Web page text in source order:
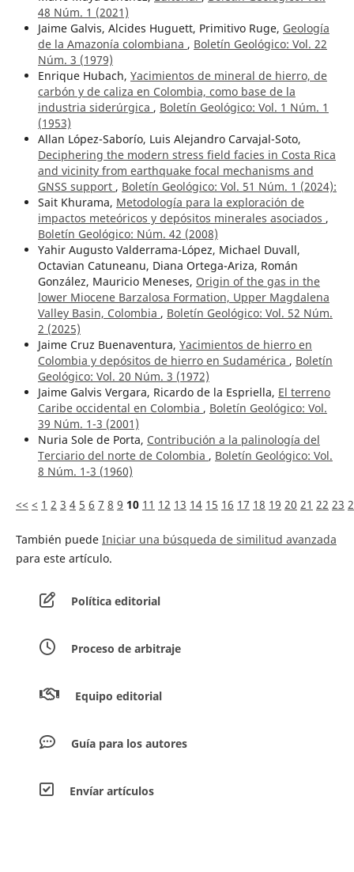
48 Núm. 1 (2021)
Jaime Galvis, Alcides Huguett, Primitivo Ruge, Geología
de la Amazonía colombiana , Boletín Geológico: Vol. 22
Núm. 3 (1979)
Enrique Hubach, Yacimientos de mineral de hierro, de
carbón y de caliza en Colombia, como base de la
industria siderúrgica , Boletín Geológico: Vol. 1 Núm. 1
(1953)
Allan López-Saborío, Luis Alejandro Carvajal-Soto,
Deciphering the modern stress field facies in Costa Rica
and vicinity from earthquake focal mechanisms and
GNSS support , Boletín Geológico: Vol. 51 Núm. 1 (2024):
Sait Khurama, Metodología para la exploración de
impactos meteóricos y depósitos minerales asociados ,
Boletín Geológico: Núm. 42 (2008)
Yahir Augusto Valderrama-López, Michael Duvall,
Octavian Catuneanu, Diana Ortega-Ariza, Román
González, Mauricio Meneses, Origin of the gas in the
lower Miocene Barzalosa Formation, Upper Magdalena
Valley Basin, Colombia , Boletín Geológico: Vol. 52 Núm.
2 (2025)
Jaime Cruz Buenaventura, Yacimientos de hierro en
Colombia y depósitos de hierro en Sudamérica , Boletín
Geológico: Vol. 20 Núm. 3 (1972)
Jaime Galvis Vergara, Ricardo de la Espriella, El terreno
Caribe occidental en Colombia , Boletín Geológico: Vol.
39 Núm. 1-3 (2001)
Nuria Sole de Porta, Contribución a la palinología del
Terciario del norte de Colombia , Boletín Geológico: Vol.
8 Núm. 1-3 (1960)
<< < 1 2 3 4 5 6 7 8 9 10 11 12 13 14 15 16 17 18 19 20 21 22 23
También puede Iniciar una búsqueda de similitud avanzada
para este artículo.
Política editorial
Proceso de arbitraje
Equipo editorial
Guía para los autores
Envíar artículos